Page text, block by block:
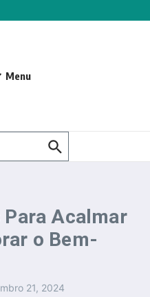
Menu
Para Acalmar
o Bem-
21, 2024